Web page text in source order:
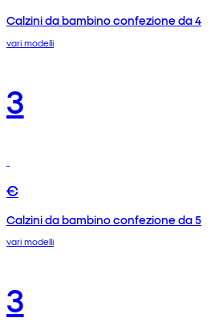
Calzini da bambino confezione da 4
vari modelli
3
€
Calzini da bambino confezione da 5
vari modelli
3